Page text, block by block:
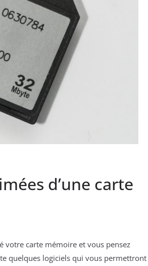
d’une carte
votre carte mémoire et vous pensez
quelques logiciels qui vous permettront